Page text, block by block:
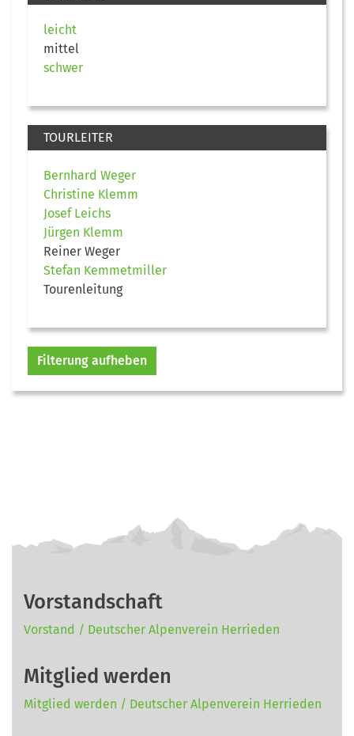
leicht
mittel
schwer
TOURLEITER
Bernhard Weger
Christine Klemm
Josef Leichs
Jürgen Klemm
Reiner Weger
Stefan Kemmetmiller
Tourenleitung
Filterung aufheben
Vorstandschaft
Vorstand / Deutscher Alpenverein Herrieden
Mitglied werden
Mitglied werden / Deutscher Alpenverein Herrieden